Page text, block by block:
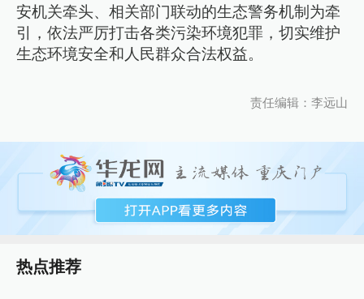
安机关牵头、相关部门联动的生态警务机制为牵
引，依法严厉打击各类污染环境犯罪，切实维护
生态环境安全和人民群众合法权益。
责任编辑：李远山
热点推荐